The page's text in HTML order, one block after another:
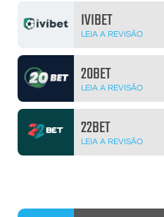
IVIBET
LEIA A REVISÃO
20BET
LEIA A REVISÃO
22BET
LEIA A REVISÃO